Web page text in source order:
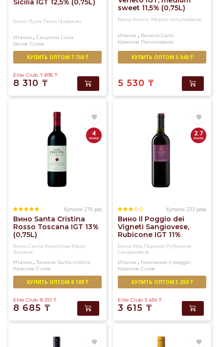
Sicilia IGT 12,5% (0,75L)
Вино Луна Пино Гриджио
Италия , Сицилия Luna
Белое Сухое
КУПИТЬ ОПТОМ 7 750 ₸
Elite Club: 7 895 ₸
8 310 ₸
sweet 11,5% (0,75L)
Вино Канти, Мерло полусладкое
Италия , Венето Canti
Красное Полусладкое
КУПИТЬ ОПТОМ 5 040 ₸
5 530 ₸
4
Купили 276 раз
Вино Santa Cristina
Rosso Toscana IGT 13%
(0,75L)
Вино Санта Кристина Россо
Тоскана
Италия , Тоскана Santa cristina
Красное Сухое
КУПИТЬ ОПТОМ 8 100 ₸
Elite Club: 8 251 ₸
8 685 ₸
2.7
Купили 233 раза
Вино Il Poggio dei
Vigneti Sangiovese,
Rubicone IGT 11%
(0,75L)
Вино Иль Поджио Рубиконе
Санджовезе
Италия , Кампания Il poggio
Красное Сухое
КУПИТЬ ОПТОМ 3 250 ₸
Elite Club: 3 434 ₸
3 615 ₸